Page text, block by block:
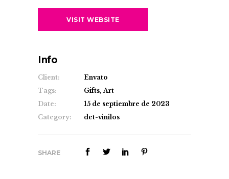
VISIT WEBSITE
Info
Client:
Envato
Tags:
Gifts, Art
Date:
15 de septiembre de 2023
Category:
det-vinilos
SHARE